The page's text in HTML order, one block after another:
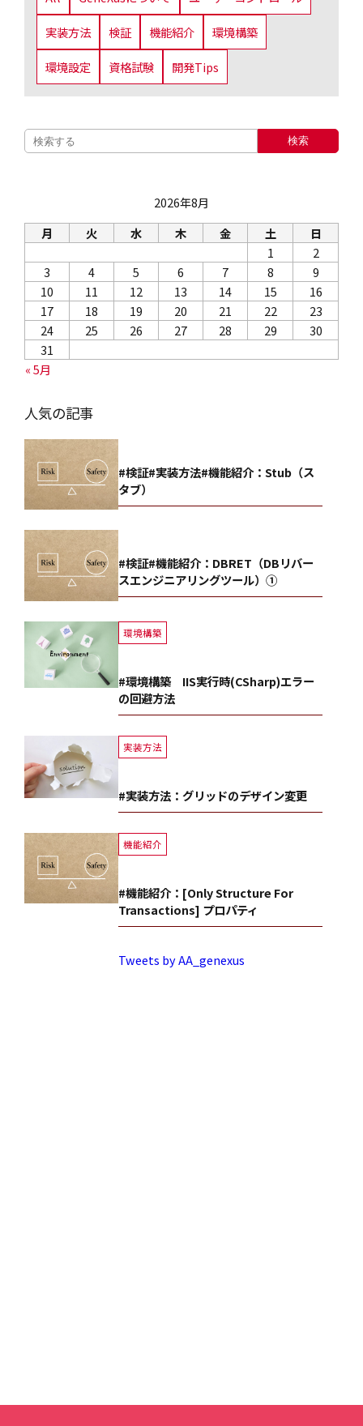
実装方法 検証 機能紹介 環境構築
環境設定 資格試験 開発Tips
検索
2026年8月
月
火 水 木 金 土 日
« 5月
1
2
3
4 5 6 7 8
9
10
11 12 13 14 15
16
17
18 19 20 21 22
23
24
25 26 27 28 29
30
31
人気の記事
#検証#実装方法#機能紹介：Stub（ス
タブ）
#検証#機能紹介：DBRET（DBリバー
スエンジニアリングツール）①
環境構築
#環境構築 IIS実行時(CSharp)エラー
の回避方法
実装方法
#実装方法：グリッドのデザイン変更
機能紹介
#機能紹介：[Only Structure For
Transactions] プロパティ
Tweets by AA_genexus